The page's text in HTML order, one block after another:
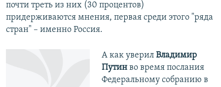
почти треть из них (30 процентов)
придерживаются мнения, первая среди этого "ряда
стран" – именно Россия.
А как уверил Владимир
Путин во время послания
Федеральному собранию в